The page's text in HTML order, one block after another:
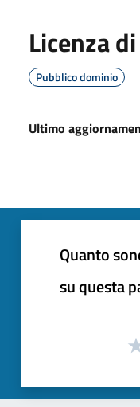
Licenza
Pubblico dominio
Ultimo
Quanto
su questa